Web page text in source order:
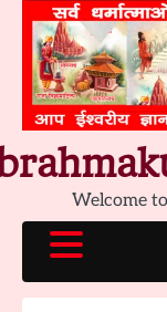
content
Welcome